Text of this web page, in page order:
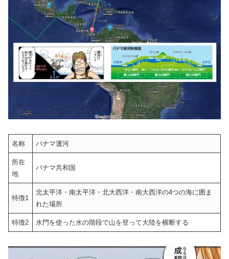
名称 パナマ運河
所在
地
パナマ共和国
特徴1
北太平洋・南太平洋・北大西洋・南大西洋の4つの海に囲ま
れた場所
特徴2 水門を使った水の階段で山を登って大陸を横断する